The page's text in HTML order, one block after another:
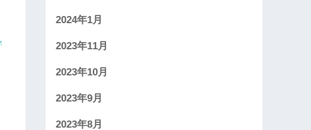
2024年1月
2023年11月
2023年10月
2023年9月
2023年8月